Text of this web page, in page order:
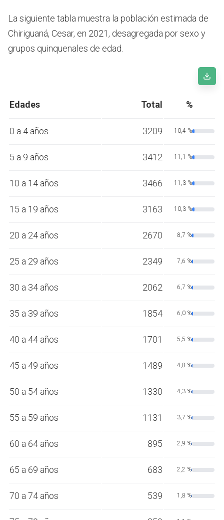
La siguiente tabla muestra la población estimada de
Chiriguaná, Cesar, en 2021, desagregada por sexo y
grupos quinquenales de edad.
Edades Total %
0 a 4 años 3209 10,4 %
5 a 9 años 3412 11,1 %
10 a 14 años 3466 11,3 %
15 a 19 años 3163 10,3 %
20 a 24 años 2670 8,7 %
25 a 29 años 2349 7,6 %
30 a 34 años 2062 6,7 %
35 a 39 años 1854 6,0 %
40 a 44 años 1701 5,5 %
45 a 49 años 1489 4,8 %
50 a 54 años 1330 4,3 %
55 a 59 años 1131 3,7 %
60 a 64 años 895 2,9 %
65 a 69 años 683 2,2 %
70 a 74 años 539 1,8 %